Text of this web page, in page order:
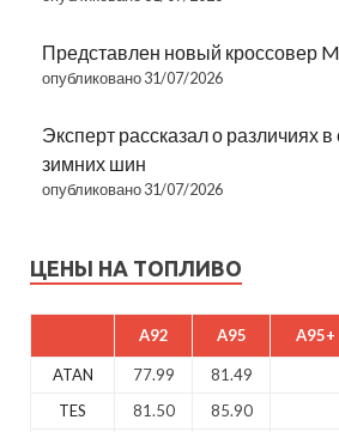
Представлен новый кроссовер
опубликовано 31/07/2026
Эксперт рассказал о различиях в
зимних шин
опубликовано 31/07/2026
ЦЕНЫ НА ТОПЛИВО
A92 A95 A95+
ATAN 77.99 81.49
TES
81.50 85.90